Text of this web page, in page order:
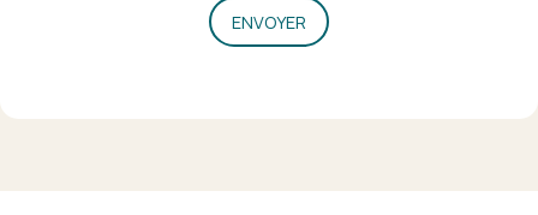
ENVOYER